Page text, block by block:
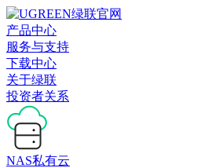
产品中心
服务与支持
下载中心
关于绿联
投资者关系
NAS私有云